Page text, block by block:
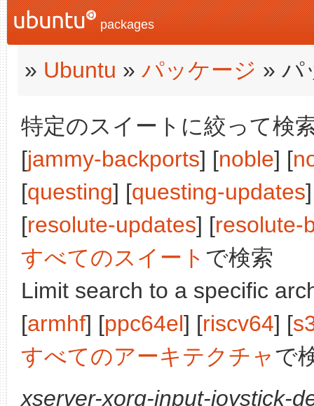
packages
» Ubuntu » パッケージ » パ
特定のスイートに絞って検
[jammy-backports] [noble] [
[questing] [questing-updates
[resolute-updates] [resolute-
すべてのスイート で検索
Limit search to a specific
[armhf] [ppc64el] [riscv64] [
すべてのアーキテクチャで
xserver-xorg-input-joystick-